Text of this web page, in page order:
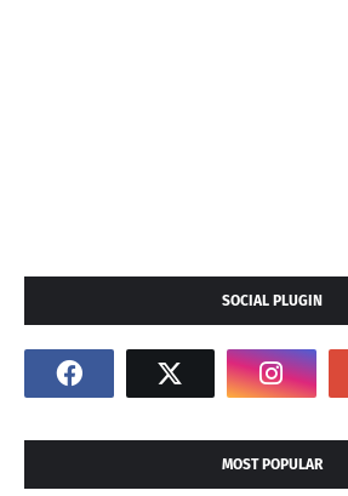
SOCIAL PLUGIN
MOST POPULAR